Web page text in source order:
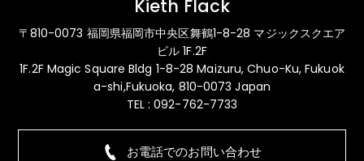
Kieth Flack
〒810-0073 福岡県福岡市中央区舞鶴1-8-28 マジックスクエア
ビル 1F.2F
1F.2F Magic Square Bldg 1-8-28 Maizuru, Chuo-Ku, Fukuok
a-shi,Fukuoka, 810-0073 Japan
TEL : 092-762-7733
お電話でのお問い合わせ